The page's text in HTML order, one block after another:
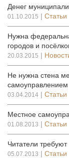
Денег
01.10.2015 | Статьи
Нужна
городов и
20.03.2015 |
Не нужна стена
самоуправлением
03.04.2014 | Статьи
Местное
01.08.2013 | Статьи
Читатели
05.07.2013 | Статьи